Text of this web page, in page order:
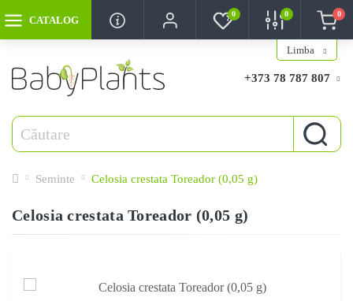
CATALOG
Limba
0 0 0
+373 78 787 807
Seminte Celosia crestata Toreador (0,05 g)
Celosia crestata Toreador (0,05 g)